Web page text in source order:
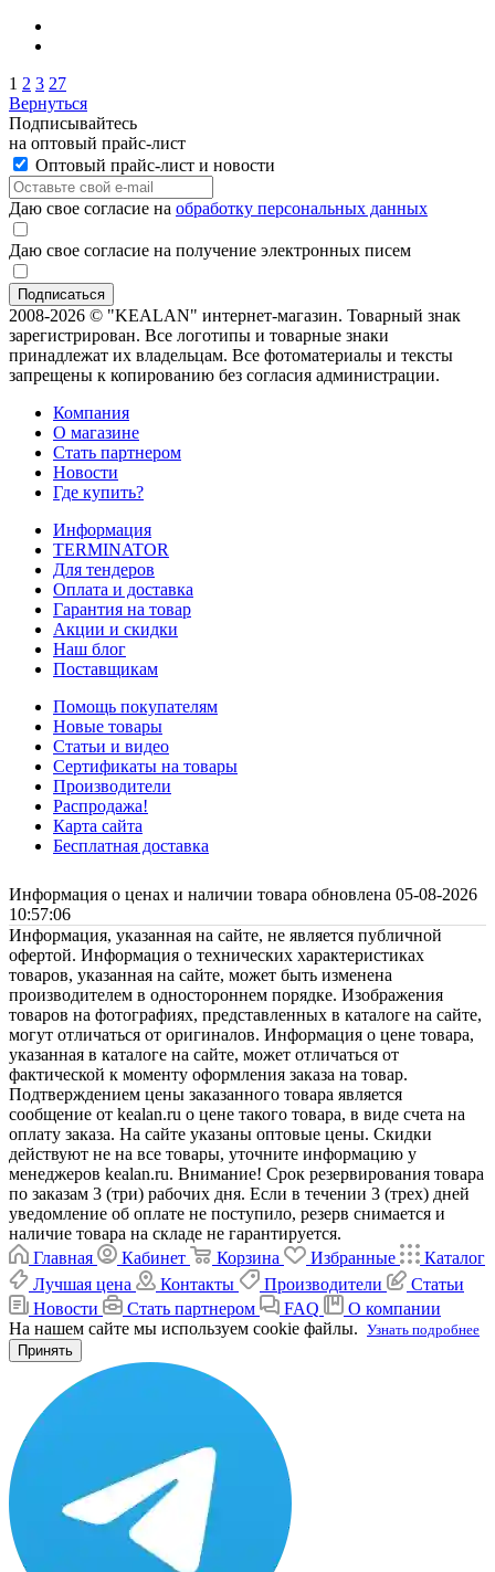
1 2 3 27
Вернуться
Подписывайтесь
на оптовый прайс-лист
Оптовый прайс-лист и новости
Даю свое согласие на обработку персональных данных
Даю свое согласие на получение электронных писем
2008-2026 © "KEALAN" интернет-магазин. Товарный знак
зарегистрирован. Все логотипы и товарные знаки
принадлежат их владельцам. Все фотоматериалы и тексты
запрещены к копированию без согласия администрации.
Компания
О магазине
Стать партнером
Новости
Где купить?
Информация
TERMINATOR
Для тендеров
Оплата и доставка
Гарантия на товар
Акции и скидки
Наш блог
Поставщикам
Помощь покупателям
Новые товары
Статьи и видео
Сертификаты на товары
Производители
Распродажа!
Карта сайта
Бесплатная доставка
Информация о ценах и наличии товара обновлена 05-08-2026
10:57:06
Информация, указанная на сайте, не является публичной
офертой. Информация о технических характеристиках
товаров, указанная на сайте, может быть изменена
производителем в одностороннем порядке. Изображения
товаров на фотографиях, представленных в каталоге на сайте,
могут отличаться от оригиналов. Информация о цене товара,
указанная в каталоге на сайте, может отличаться от
фактической к моменту оформления заказа на товар.
Подтверждением цены заказанного товара является
сообщение от kealan.ru о цене такого товара, в виде счета на
оплату заказа. На сайте указаны оптовые цены. Скидки
действуют не на все товары, уточните информацию у
менеджеров kealan.ru. Внимание! Срок резервирования товара
по заказам 3 (три) рабочих дня. Если в течении 3 (трех) дней
уведомление об оплате не поступило, резерв снимается и
наличие товара на складе не гарантируется.
Главная
Кабинет Корзина Избранные
Каталог
Лучшая цена
Контакты Производители
Статьи
Новости
Стать партнером FAQ
О компании
На нашем сайте мы используем cookie файлы. Узнать подробнее
Принять